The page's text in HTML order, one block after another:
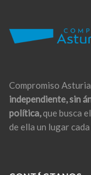
Compromiso
independiente, sin
política,que busca
de ella un lugar